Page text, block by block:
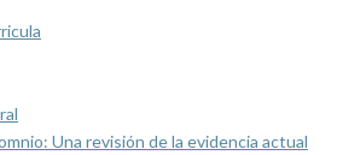
Una revisión de la evidencia actual